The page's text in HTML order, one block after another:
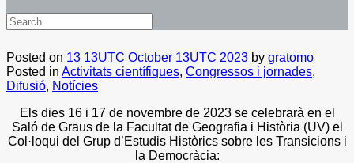
Posted on 13 13UTC October 13UTC 2023 by gratomo
Posted in Activitats científiques, Congressos i jornades,
Difusió, Notícies
Els dies 16 i 17 de novembre de 2023 se celebrarà en el
Saló de Graus de la Facultat de Geografia i Història (UV) el
Col·loqui del Grup d’Estudis Històrics sobre les Transicions i
la Democràcia: